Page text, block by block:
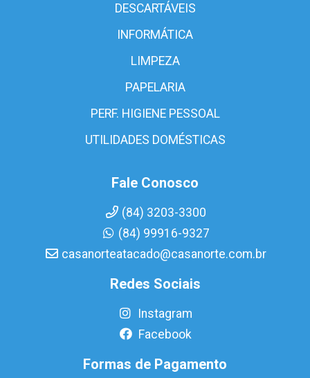
DESCARTÁVEIS
INFORMÁTICA
LIMPEZA
PAPELARIA
PERF. HIGIENE PESSOAL
UTILIDADES DOMÉSTICAS
Fale Conosco
(84) 3203-3300
(84) 99916-9327
casanorteatacado@casanorte.com.br
Redes Sociais
Instagram
Facebook
Formas de Pagamento